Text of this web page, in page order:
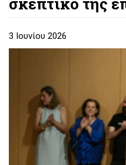
3 Ιουνίου 2026